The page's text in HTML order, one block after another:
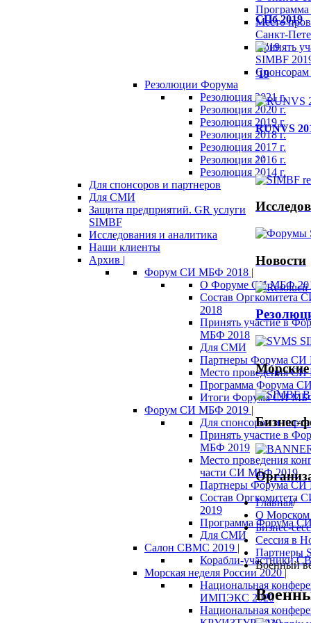
Программа
Место
Санкт-
Принять
SIMBF
Спонсорам
Резолюции Форума
Резолюция 2021 г.
Резолюция 2020 г.
Резолюция 2019 г.
Резолюция 2018 г.
Резолюция 2017 г.
Резолюция 2016 г.
Резолюция 2014 г.
Для спонсоров и партнеров
Для СМИ
Защита предприятий. GR услуги
SIMBF
Исследования и аналитика
Наши клиенты
Архив |
Форум СИ МБФ 2018 |
О Форуме СИ МБФ
Состав Оргкомитета
2018
Принять участие в
МБФ 2018
Для СМИ
Партнеры Форума
Место проведения
Программа Форума
Итоги Форума СИ
Форум СИ МБФ 2019 |
Для спонсоров и
Принять участие в
МБФ 2019
Место проведения
части СИ МБФ 2019
Партнеры Форума
Состав Оргкомитета
2019
Программа Форума
Для СМИ
Салон СВМС 2019 |
Корабли-участники
Морская неделя России 2020 |
Национальная
ИМПЭКС 2020
Национальная
СПб 2019
'19
RUNVS
‹ ›
Новости
Бизнес-
Главная/
О
Бизнес-
Сессия в
Партнеры
Военный